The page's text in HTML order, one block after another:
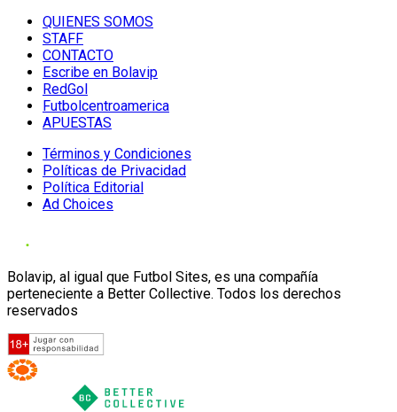
QUIENES SOMOS
STAFF
CONTACTO
Escribe en Bolavip
RedGol
Futbolcentroamerica
APUESTAS
Términos y Condiciones
Políticas de Privacidad
Política Editorial
Ad Choices
Bolavip, al igual que Futbol Sites, es una compañía
perteneciente a Better Collective. Todos los derechos
reservados